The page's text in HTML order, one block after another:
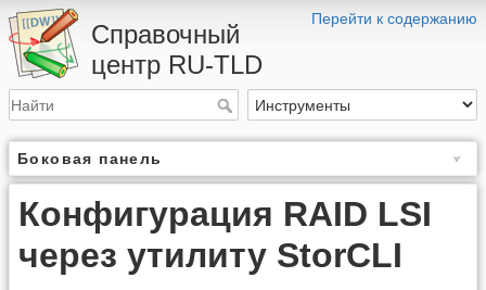
Перейти к содержанию
Справочный
центр RU-TLD
Боковая панель
Конфигурация RAID LSI
через утилиту StorCLI